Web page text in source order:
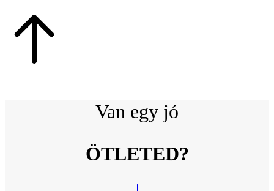
Van egy jó
ÖTLETED?